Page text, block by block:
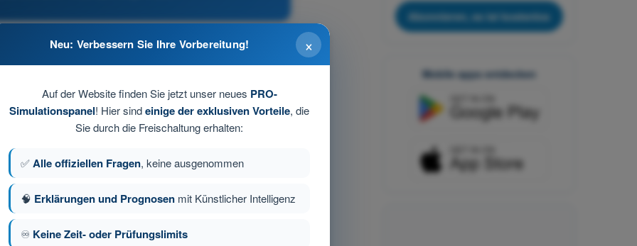
72 von 74 Nächste Frage
Abonnieren, es ist kostenlos
Mobile apps entdecken
×
Neu: Verbessern Sie Ihre Vorbereitung!
Auf der Website finden Sie jetzt unser neues PRO-
Simulationspanel! Hier sindeinige der exklusiven Vorteile, die
Sie durch die Freischaltung erhalten:
✅Alle offiziellen Fragen, keine ausgenommen
🧠 Erklärungen und Prognosen mit Künstlicher Intelligenz
♾️ Keine Zeit- oder Prüfungslimits